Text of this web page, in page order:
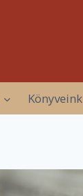
Könyveink